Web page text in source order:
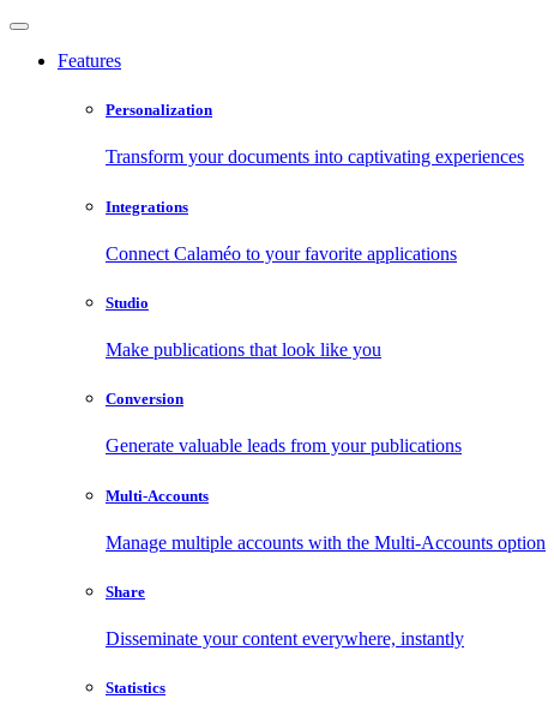
Features
Personalization
Transform your documents into captivating experiences
Integrations
Connect Calaméo to your favorite applications
Studio
Make publications that look like you
Conversion
Generate valuable leads from your publications
Multi-Accounts
Manage multiple accounts with the Multi-Accounts option
Share
Disseminate your content everywhere, instantly
Statistics